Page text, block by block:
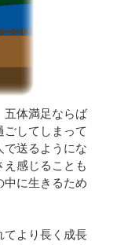
体満足ならば
ごしてしまって
で送るようにな
え感じることも
中に生きるため
より長く成長